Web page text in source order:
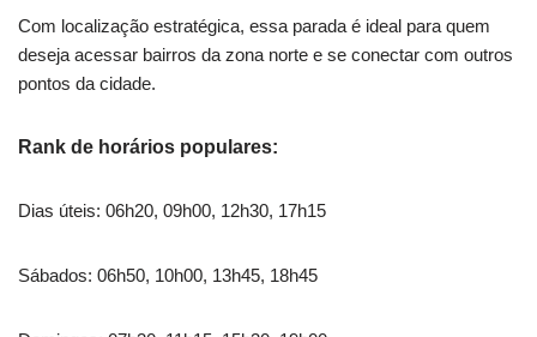
Com localização estratégica, essa parada é ideal para quem
deseja acessar bairros da zona norte e se conectar com outros
pontos da cidade.
Rank de horários populares:
Dias úteis: 06h20, 09h00, 12h30, 17h15
Sábados: 06h50, 10h00, 13h45, 18h45